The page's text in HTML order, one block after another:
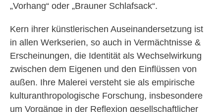
„Vorhang“ oder „Brauner Schlafsack“.
Kern ihrer künstlerischen Auseinandersetzung ist
in allen Werkserien, so auch in Vermächtnisse &
Erscheinungen, die Identität als Wechselwirkung
zwischen dem Eigenen und den Einflüssen von
außen. Ihre Malerei versteht sie als empirische
kulturanthropologische Forschung, insbesondere
um Vorgänge in der Reflexion gesellschaftlicher